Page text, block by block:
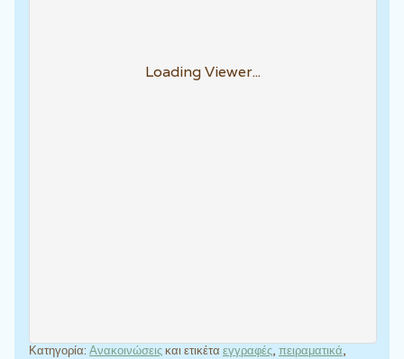
Loading Viewer...
Κατηγορία: Ανακοινώσειςκαι ετικέτα εγγραφές, πειραματικά,